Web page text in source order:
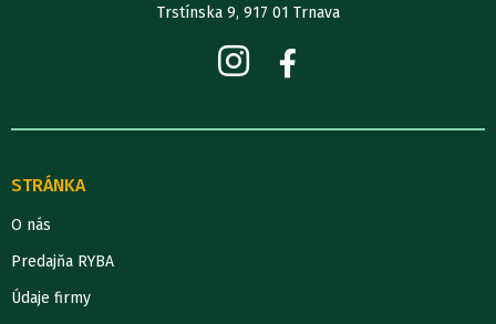
Trstínska 9, 917 01 Trnava
STRÁNKA
O nás
Predajňa RYBA
Údaje firmy